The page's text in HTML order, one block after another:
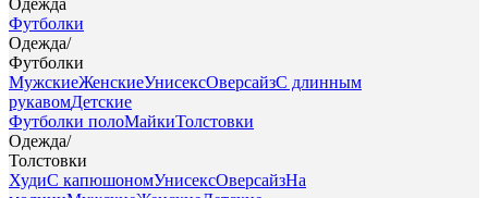
Одежда
Футболки
Одежда/
Футболки
МужскиеЖенскиеУнисексОверсайзС длинным
рукавомДетские
Футболки полоМайкиТолстовки
Одежда/
Толстовки
ХудиС капюшономУнисексОверсайзНа